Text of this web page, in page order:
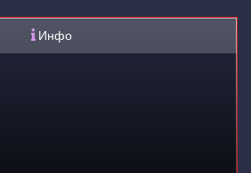
Инфо